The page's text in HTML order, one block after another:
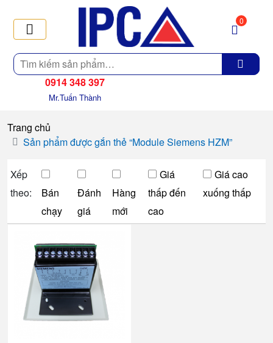
Tìm
kiếm
0
0914 348 397
Mr.Tuấn Thành
Trang chủ
Sản phẩm được gắn thẻ “Module Siemens HZM”
Xếp
theo:
Bán
chạy
Đánh
giá
Hàng
mới
Giá
thấp đến
cao
Giá cao
xuống thấp